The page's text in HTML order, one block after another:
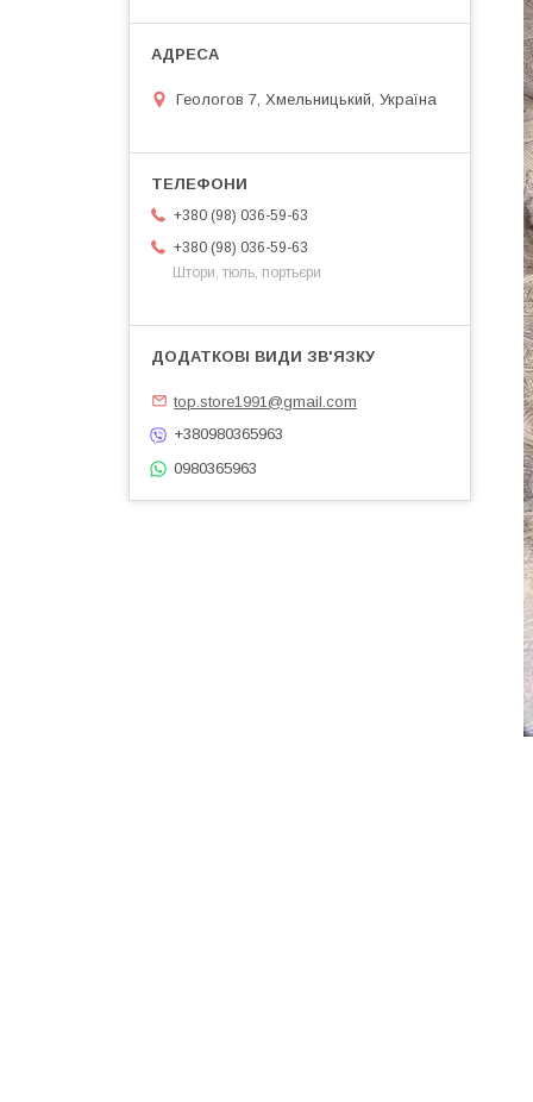
Геологов 7, Хмельницький, Україна
+380 (98) 036-59-63
+380 (98) 036-59-63
Штори, тюль, портьєри
top.store1991@gmail.com
+380980365963
0980365963